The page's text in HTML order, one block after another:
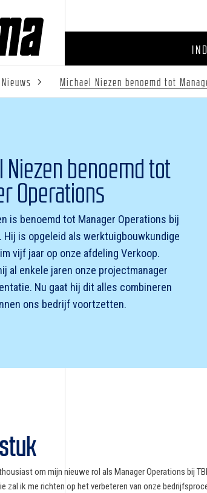
Nieuws Michael Niezen benoemd tot
Niezen benoemd tot
Operations
is benoemd tot Manager Operations bij
Hij is opgeleid als werktuigbouwkundige
vijf jaar op onze afdeling Verkoop.
al enkele jaren onze projectmanager
Nu gaat hij dit alles combineren
ons bedrijf voortzetten.
om mijn nieuwe rol als Manager Operations bij
zal ik me richten op het verbeteren van onze